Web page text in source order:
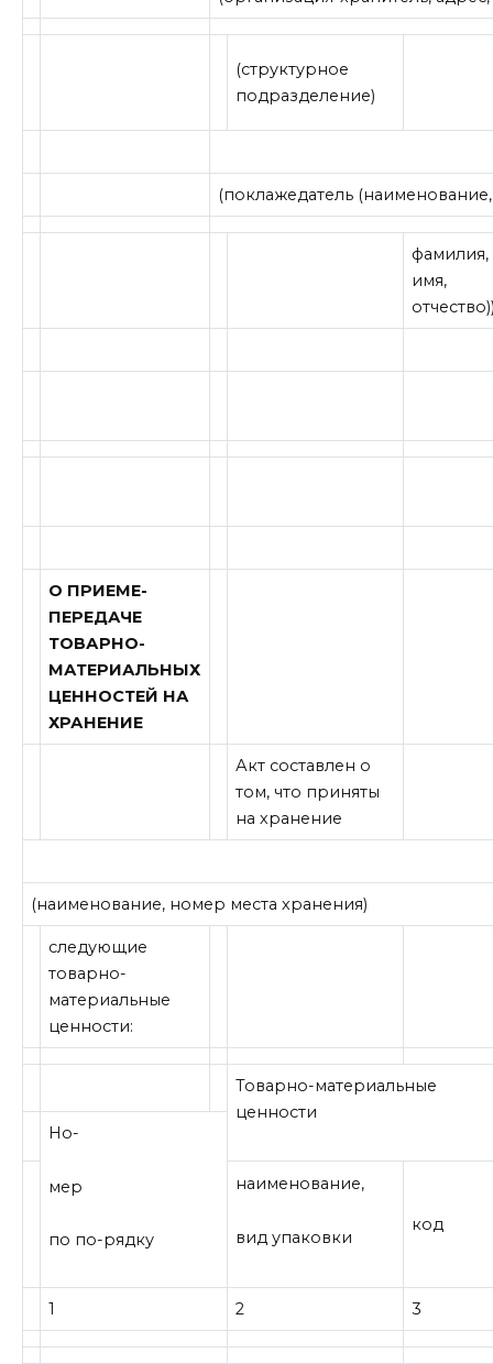
(структурное
подразделение)
(поклажедатель
фамилия,
имя,
О ПРИЕМЕ-
ПЕРЕДАЧЕ
ТОВАРНО-
МАТЕРИАЛЬНЫХ
ЦЕННОСТЕЙ НА
ХРАНЕНИЕ
Акт составлен о
том, что приняты
на хранение
(наименование, номер места хранения)
следующие
товарно-
материальные
ценности:
Товарно-материальные
ценности
Но-
мер
по по-рядку
наименование,
вид упаковки
код
1 2 3